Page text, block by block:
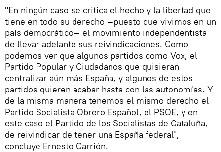
"En ningún caso se critica el hecho y la libertad que
tiene en todo su derecho —puesto que vivimos en un
país democrático— el movimiento independentista
de llevar adelante sus reivindicaciones. Como
podemos ver que algunos partidos como Vox, el
Partido Popular y Ciudadanos que quisieran
centralizar aún más España, y algunos de estos
partidos quieren acabar hasta con las autonomías. Y
de la misma manera tenemos el mismo derecho el
Partido Socialista Obrero Español, el PSOE, y en
este caso el Partido de los Socialistas de Cataluña,
de reivindicar de tener una España federal",
concluye Ernesto Carrión.